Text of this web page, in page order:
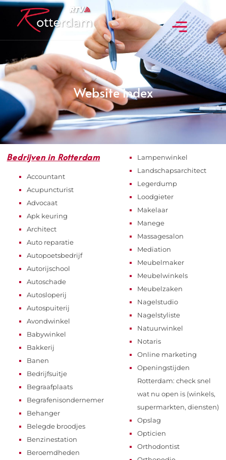
Website index
Bedrijven in Rotterdam
Accountant
Acupuncturist
Advocaat
Apk keuring
Architect
Auto reparatie
Autopoetsbedrijf
Autorijschool
Autoschade
Autosloperij
Autospuiterij
Avondwinkel
Babywinkel
Bakkerij
Banen
Bedrijfsuitje
Begraafplaats
Begrafenisondernemer
Behanger
Belegde broodjes
Benzinestation
Beroemdheden​
Lampenwinkel
Landschapsarchitect
Legerdump
Loodgieter
Makelaar
Manege
Massagesalon
Mediation
Meubelmaker
Meubelwinkels
Meubelzaken
Nagelstudio
Nagelstyliste
Natuurwinkel
Notaris
Online marketing
Openingstijden
Rotterdam: check snel
wat nu open is (winkels,
supermarkten, diensten)
Opslag
Opticien
Orthodontist